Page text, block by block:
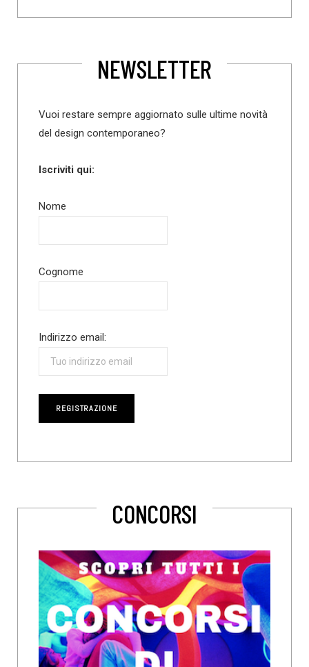
NEWSLETTER
Vuoi restare sempre aggiornato sulle ultime novità
del design contemporaneo?
Iscriviti qui:
Nome
Cognome
Indirizzo email:
CONCORSI